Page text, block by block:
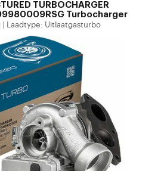
TURBOCHARGER
Turbocharger
Laadtype: Uitlaatgasturbo